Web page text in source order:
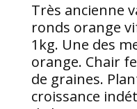
Très ancienne
ronds orange
1kg. Une des
orange. Chair
de graines.
croissance